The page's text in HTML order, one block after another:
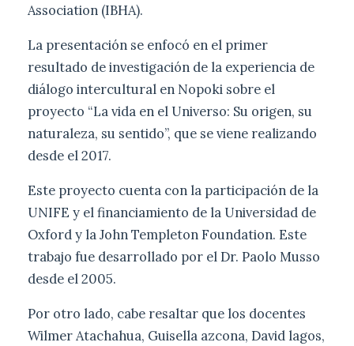
Association (IBHA).
La presentación se enfocó en el primer
resultado de investigación de la experiencia de
diálogo intercultural en Nopoki sobre el
proyecto “La vida en el Universo: Su origen, su
naturaleza, su sentido”, que se viene realizando
desde el 2017.
Este proyecto cuenta con la participación de la
UNIFE y el financiamiento de la Universidad de
Oxford y la John Templeton Foundation. Este
trabajo fue desarrollado por el Dr. Paolo Musso
desde el 2005.
Por otro lado, cabe resaltar que los docentes
Wilmer Atachahua, Guisella azcona, David lagos,